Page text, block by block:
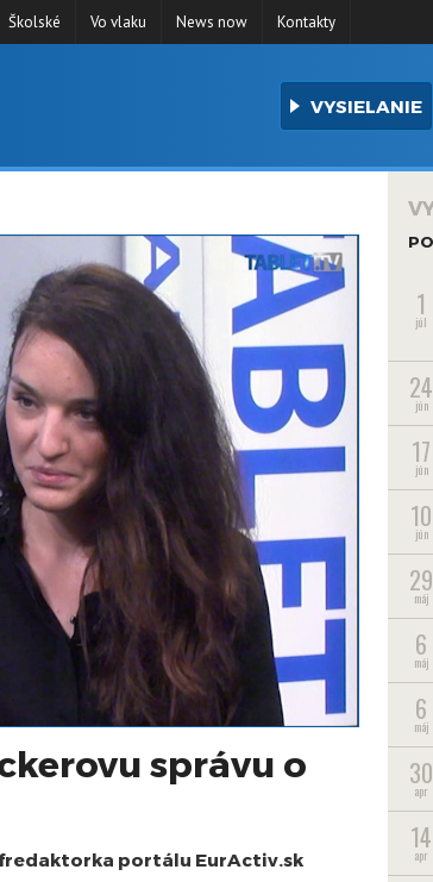
Školské Vo vlaku News now Kontakty
VYSIELANIE
správu o
portálu EurActiv.sk
1
júl
24
jún
17
jún
10
jún
29
máj
6
máj
6
máj
30
apr
14
apr